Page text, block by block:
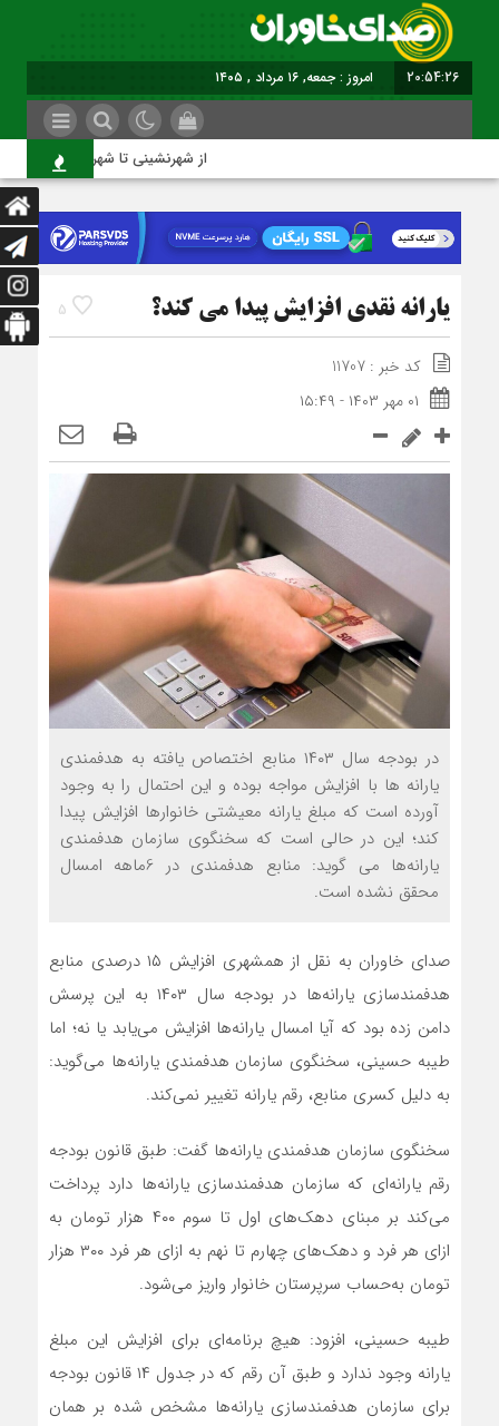
20:54:27 امروز : جمعه, ۱۶ مرداد , ۱۴۰۵
از شهرنشینی تا شهروندی
5 یارانه نقدی افزایش پیدا می کند؟
کد خبر : 11707
۰۱ مهر ۱۴۰۳ - ۱۵:۴۹
در بودجه سال ۱۴۰۳ منابع اختصاص یافته به هدفمندی
یارانه ها با افزایش مواجه بوده و این احتمال را به وجود
آورده است که مبلغ یارانه معیشتی خانوارها افزایش پیدا
کند؛ این در حالی است که سخنگوی سازمان هدفمندی
یارانه‌ها می گوید: منابع هدفمندی در 6ماهه امسال
محقق نشده است.
صدای خاوران به نقل از همشهری افزایش ۱۵ درصدی منابع
هدفمندسازی یارانه‌ها در بودجه سال ۱۴۰۳ به این پرسش
دامن زده بود که آیا امسال یارانه‌ها افزایش می‌یابد یا نه؛ اما
طیبه حسینی، سخنگوی سازمان هدفمندی یارانه‌ها می‌گوید:
به دلیل کسری منابع، رقم یارانه تغییر نمی‌کند.
سخنگوی سازمان هدفمندی یارانه‌ها گفت: طبق قانون بودجه
رقم یارانه‌ای که سازمان هدفمندسازی یارانه‌ها دارد پرداخت
می‌کند بر مبنای دهک‌های اول تا سوم ۴۰۰ هزار تومان به
ازای هر فرد و دهک‌های چهارم تا نهم به ازای هر فرد ۳۰۰ هزار
تومان به‌حساب سرپرستان خانوار واریز می‌شود.
طیبه حسینی، افزود: هیچ برنامه‌ای برای افزایش این مبلغ
یارانه وجود ندارد و طبق آن رقم که در جدول ۱۴ قانون بودجه
برای سازمان هدفمندسازی یارانه‌ها مشخص شده بر همان